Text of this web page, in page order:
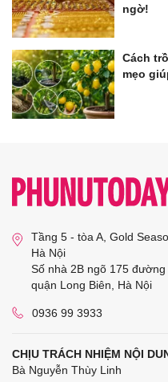
ngờ!
Cách
mẹo
Tầng 5 - tòa A, Gold
Hà Nội
Số nhà 2B ngõ 175
quận Long Biên, Hà Nội
0936 99 3933
CHỊU TRÁCH NHIỆM NỘI
Bà Nguyễn Thùy Linh